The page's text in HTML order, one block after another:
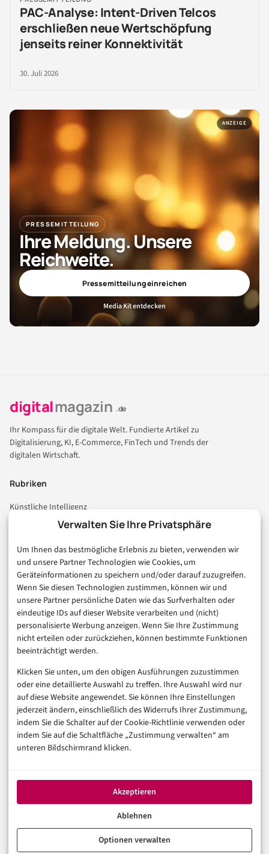
Verwalten Sie Ihre Privatsphäre
Um Ihnen das bestmögliche Erlebnis zu bieten, verwenden wir
und unsere Partner Technologien wie Cookies, um
Geräteinformationen zu speichern und/oder darauf zuzugreifen.
Wenn Sie diesen Technologien zustimmen, können wir und
unsere Partner persönliche Daten wie das Surfverhalten oder
eindeutige IDs auf dieser Website verarbeiten und (nicht)
personalisierte Werbung anzeigen. Wenn Sie Ihre Zustimmung
nicht erteilen oder zurückziehen, können bestimmte Funktionen
beeinträchtigt werden.
Klicken Sie unten, um den obigen Ausführungen zuzustimmen
oder eine detaillierte Auswahl zu treffen. Ihre Auswahl wird nur
auf diese Website angewendet. Sie können Ihre Einstellungen
jederzeit ändern, einschließlich des Widerrufs Ihrer Zustimmung,
indem Sie die Schalter auf der Cookie-Richtlinie verwenden oder
indem Sie auf die Schaltfläche „Zustimmung verwalten“ am
unteren Bildschirmrand klicken.
Akzeptieren
Ablehnen
Optionen verwalten
PAC-Analyse: Intent-Driven Telcos
erschließen neue Wertschöpfung
jenseits reiner Konnektivität
30. Juli 2026
ANZEIGE
PRESSEMITTEILUNG
Ihre Meldung. Unsere
Reichweite.
Pressemitteilung einreichen
Media Kit entdecken
digitalmagazin .de
Ihr Kompass für die digitale Welt. Fundierte Artikel zu
Digitalisierung, KI, E-Commerce, FinTech und Trends der
digitalen Wirtschaft.
Rubriken
Künstliche Intelligenz
Technologie & IT
Consumer & Digital Life
Marketing
Finanzen & FinTech
Business & Karriere
Sicherheit & Recht
Digitalisierung
Marketing
Magazin
Unsere Redaktion
Werbeformate & Media Kit
Rechtliches
Datenschutzerklärung (EU)
Cookie-Richtlinie (EU)